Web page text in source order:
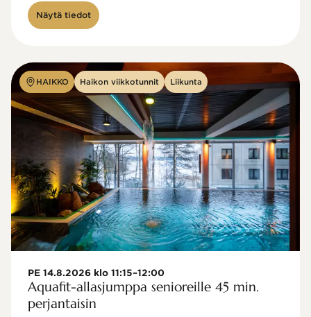
Näytä tiedot
HAIKKO Haikon viikkotunnit Liikunta
PE 14.8.2026 klo 11:15–12:00
Aquafit-allasjumppa senioreille 45 min.
perjantaisin